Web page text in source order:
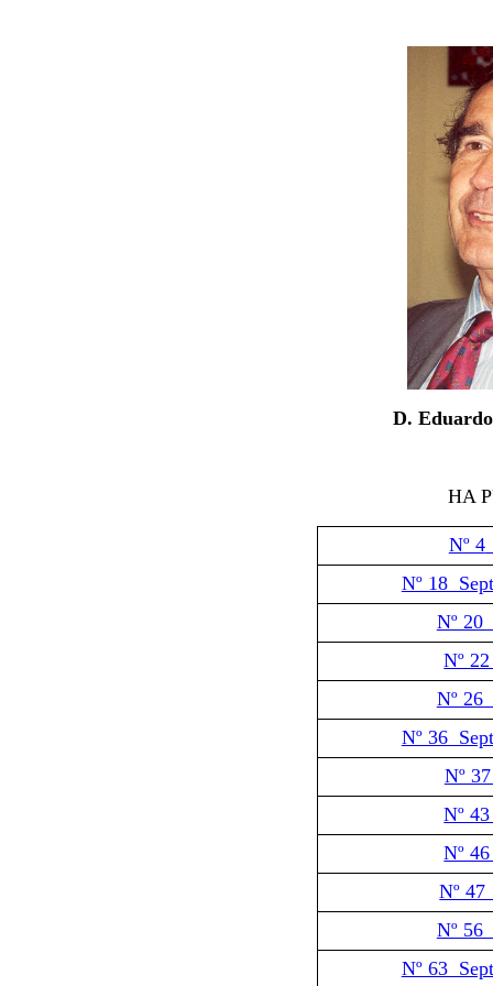
D.
HA
Nº 4
Nº 18
Nº 20
Nº
Nº 26
Nº 36
Nº
Nº
Nº
Nº
Nº 56
Nº 63